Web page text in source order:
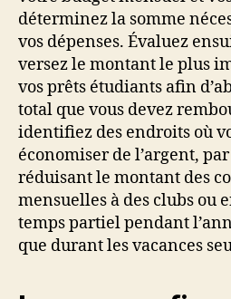
déterminez la somme
vos dépenses. Évaluez
versez le montant le plus
vos prêts étudiants afin
total que vous devez
identifiez des endroits où
économiser de l’argent,
réduisant le montant des
mensuelles à des clubs ou
temps partiel pendant
que durant les vacances